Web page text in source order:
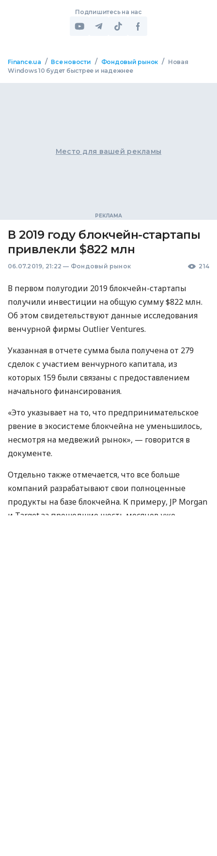
Подпишитесь на нас
Finance.ua / Все новости / Фондовый рынок /
Новая
Windows 10 будет быстрее и надежнее
Место для вашей рекламы
В 2019 году блокчейн-стартапы
привлекли $822 млн
06.07.2019, 21:22 — Фондовый рынок 214
В первом полугодии 2019 блокчейн-стартапы
получили инвестиции на общую сумму $822 млн.
Об этом свидетельствуют данные исследования
венчурной фирмы Outlier Ventures.
Указанная в отчете сумма была получена от 279
сделок с участием венчурного капитала, из
которых 159 были связаны с предоставлением
начального финансирования.
«Это указывает на то, что предпринимательское
рвение в экосистеме блокчейна не уменьшилось,
несмотря на медвежий рынок», — говорится в
документе.
Отдельно также отмечается, что все больше
компаний разрабатывают свои полноценные
продукты на базе блокчейна. К примеру, JP Morgan
и Target за прошедшие шесть месяцев уже